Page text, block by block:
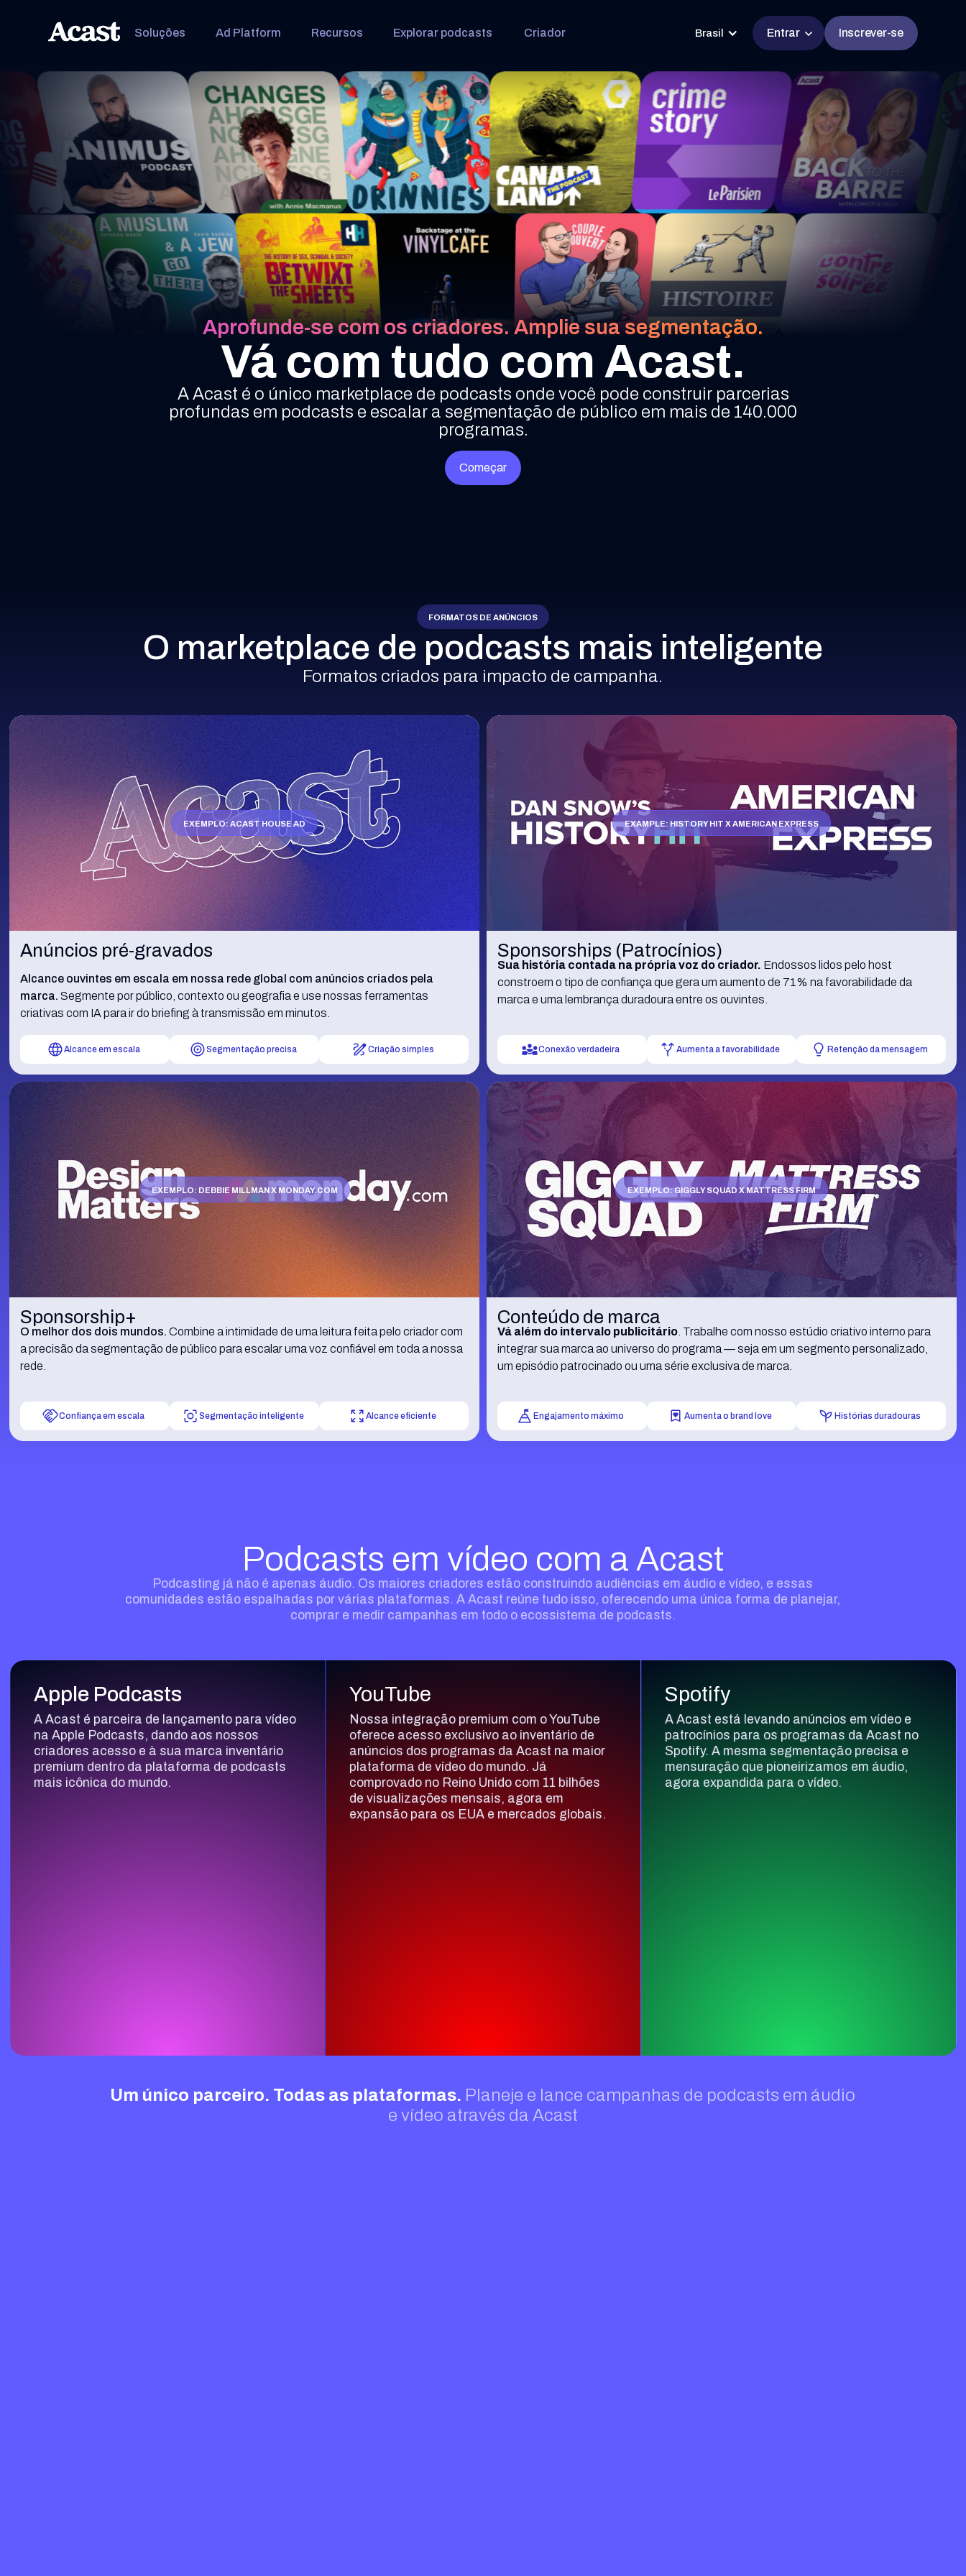
Soluções Ad Platform Recursos Explorar podcasts Criador Brasil Entrar Inscrever-se
Aprofunde-se com os criadores. Amplie sua segmentação.
Vá com tudo com Acast.
A Acast é o único marketplace de podcasts onde você pode construir parcerias
profundas em podcasts e escalar a segmentação de público em mais de 140.000
programas.
Começar
FORMATOS DE ANÚNCIOS
O marketplace de podcasts mais inteligente
Formatos criados para impacto de campanha.
EXEMPLO: ACAST HOUSE AD
Anúncios pré-gravados
Alcance ouvintes em escala em nossa rede global com anúncios criados pela
marca.Segmente por público, contexto ou geografia e use nossas ferramentas
criativas com IA para ir do briefing à transmissão em minutos.
Alcance em escala Segmentação precisa Criação simples
EXAMPLE: HISTORY HIT X AMERICAN EXPRESS
Sponsorships (Patrocínios)
Sua história contada na própria voz do criador. Endossos lidos pelo host
constroem o tipo de confiança que gera um aumento de 71% na favorabilidade da
marca e uma lembrança duradoura entre os ouvintes.
Conexão verdadeira Aumenta a favorabilidade Retenção da mensagem
EXEMPLO: DEBBIE MILLMAN X MONDAY.COM
Sponsorship+
O melhor dos dois mundos.Combine a intimidade de uma leitura feita pelo criador com
a precisão da segmentação de público para escalar uma voz confiável em toda a nossa
rede.
Confiança em escala Segmentação inteligente Alcance eficiente
EXEMPLO: GIGGLY SQUAD X MATTRESS FIRM
Conteúdo de marca
Vá além do intervalo publicitário. Trabalhe com nosso estúdio criativo interno para
integrar sua marca ao universo do programa — seja em um segmento personalizado,
um episódio patrocinado ou uma série exclusiva de marca.
Engajamento máximo Aumenta o brand love Histórias duradouras
Podcasts em vídeo com a Acast
Podcasting já não é apenas áudio. Os maiores criadores estão construindo audiências em áudio e vídeo, e essas
comunidades estão espalhadas por várias plataformas. A Acast reúne tudo isso, oferecendo uma única forma de planejar,
comprar e medir campanhas em todo o ecossistema de podcasts.
Apple Podcasts
A Acast é parceira de lançamento para vídeo
na Apple Podcasts, dando aos nossos
criadores acesso e à sua marca inventário
premium dentro da plataforma de podcasts
mais icônica do mundo.
YouTube
Nossa integração premium com o YouTube
oferece acesso exclusivo ao inventário de
anúncios dos programas da Acast na maior
plataforma de vídeo do mundo. Já
comprovado no Reino Unido com 11 bilhões
de visualizações mensais, agora em
expansão para os EUA e mercados globais.
Spotify
A Acast está levando anúncios em vídeo e
patrocínios para os programas da Acast no
Spotify. A mesma segmentação precisa e
mensuração que pioneirizamos em áudio,
agora expandida para o vídeo.
Um único parceiro. Todas as plataformas. Planeje e lance campanhas de podcasts em áudio
e vídeo através da Acast